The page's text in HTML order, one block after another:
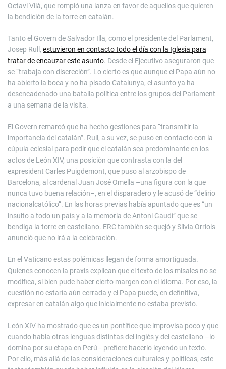
Octavi Vilà, que rompió una lanza en favor de aquellos que quieren
la bendición de la torre en catalán.
Tanto el Govern de Salvador Illa, como el presidente del Parlament,
Josep Rull, estuvieron en contacto todo el día con la Iglesia para
tratar de encauzar este asunto. Desde el Ejecutivo aseguraron que
se “trabaja con discreción”. Lo cierto es que aunque el Papa aún no
ha abierto la boca y no ha pisado Catalunya, el asunto ya ha
desencadenado una batalla política entre los grupos del Parlament
a una semana de la visita.
El Govern remarcó que ha hecho gestiones para “transmitir la
importancia del catalán”. Rull, a su vez, se puso en contacto con la
cúpula eclesial para pedir que el catalán sea predominante en los
actos de León XIV, una posición que contrasta con la del
expresident Carles Puigdemont, que puso al arzobispo de
Barcelona, al cardenal Juan José Omella –una figura con la que
nunca tuvo buena relación–, en el disparadero y le acusó de “delirio
nacionalcatólico”. En las horas previas había apuntado que es “un
insulto a todo un país y a la memoria de Antoni Gaudí” que se
bendiga la torre en castellano. ERC también se quejó y Sílvia Orriols
anunció que no irá a la celebración.
En el Vaticano estas polémicas llegan de forma amortiguada.
Quienes conocen la praxis explican que el texto de los misales no se
modifica, si bien pude haber cierto margen con el idioma. Por eso, la
cuestión no estaría aún cerrada y el Papa puede, en definitiva,
expresar en catalán algo que inicialmente no estaba previsto.
León XIV ha mostrado que es un pontífice que improvisa poco y que
cuando habla otras lenguas distintas del inglés y del castellano –lo
domina por su etapa en Perú– prefiere hacerlo leyendo un texto.
Por ello, más allá de las consideraciones culturales y políticas, este